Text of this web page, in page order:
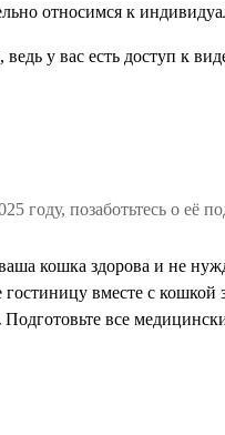
относимся к
у вас есть доступ к
году, позаботьтесь о её
кошка здорова и не
вместе с
Подготовьте все